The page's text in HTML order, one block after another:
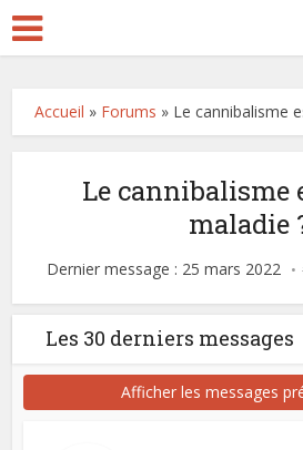
Accueil » Forums » Le cannibalisme
Le cannibalisme
maladie
Dernier message : 25 mars 2022
Les 30 derniers messages
Afficher les messages